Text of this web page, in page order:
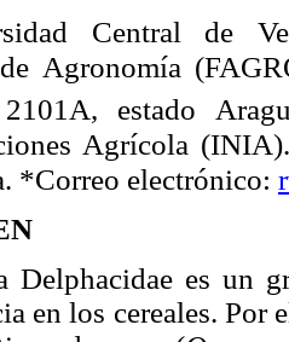
Central de
Agronomía
estado
Agrícola
*Correo electrónico:
Delphacidae es un
en los cereales. Por